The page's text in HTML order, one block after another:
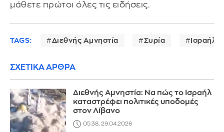
μάθετε πρώτοι όλες τις ειδήσεις.
TAGS: Διεθνής Αμνηστία Συρία Ισραήλ
ΣΧΕΤΙΚΑ ΑΡΘΡΑ
Διεθνής Αμνηστία: Να πώς το Ισραήλ
καταστρέφει πολιτικές υποδομές
στον Λίβανο
05:38, 29.04.2026